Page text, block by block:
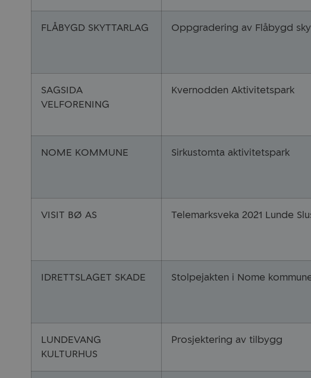
FLÅBYGD SKYTTARLAG Oppgradering av Flåbygd
SAGSIDA
VELFORENING
Kvernodden Aktivitetspark
NOME KOMMUNE Sirkustomta aktivitetspark
VISIT BØ AS Telemarksveka 2021 Lunde
IDRETTSLAGET SKADE Stolpejakten i Nome
LUNDEVANG
KULTURHUS
Prosjektering av tilbygg